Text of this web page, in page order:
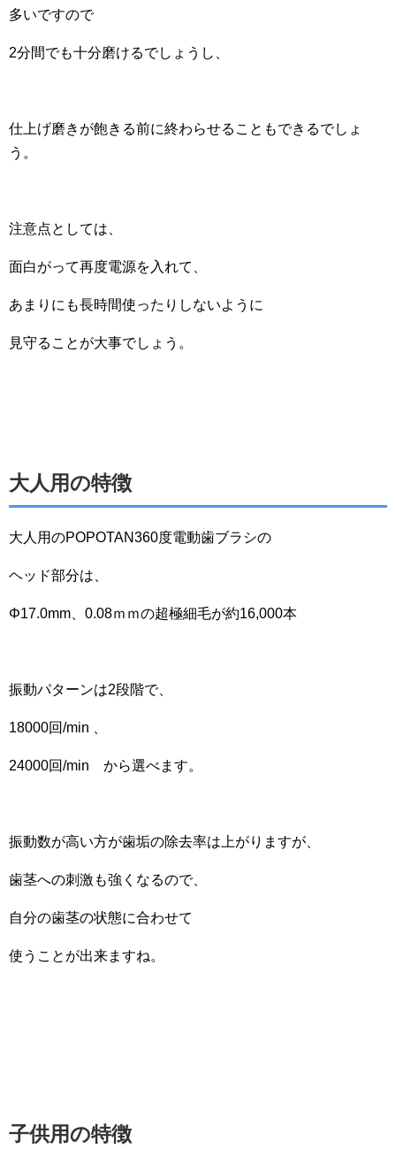
多いですので
2分間でも十分磨けるでしょうし、
仕上げ磨きが飽きる前に終わらせることもできるでしょ
う。
注意点としては、
面白がって再度電源を入れて、
あまりにも長時間使ったりしないように
見守ることが大事でしょう。
大人用の特徴
大人用のPOPOTAN360度電動歯ブラシの
ヘッド部分は、
Φ17.0mm、0.08ｍｍの超極細毛が約16,000本
振動パターンは2段階で、
18000回/min 、
24000回/min から選べます。
振動数が高い方が歯垢の除去率は上がりますが、
歯茎への刺激も強くなるので、
自分の歯茎の状態に合わせて
使うことが出来ますね。
子供用の特徴